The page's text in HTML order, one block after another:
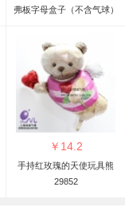
弗板字母盒子（不含气球）
￥ 14.2
手持红玫瑰的天使玩具熊
29852